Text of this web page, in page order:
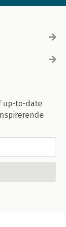
up-to-date